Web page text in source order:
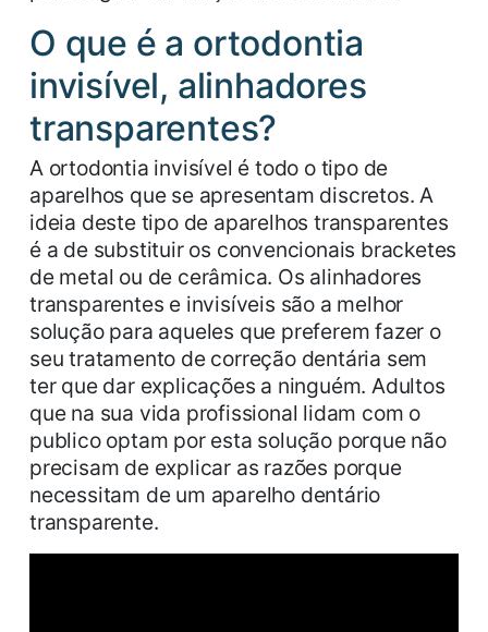
O que é a ortodontia
invisível, alinhadores
transparentes?
A ortodontia invisível é todo o tipo de
aparelhos que se apresentam discretos. A
ideia deste tipo de aparelhos transparentes
é a de substituir os convencionais bracketes
de metal ou de cerâmica. Os alinhadores
transparentes e invisíveis são a melhor
solução para aqueles que preferem fazer o
seu tratamento de correção dentária sem
ter que dar explicações a ninguém. Adultos
que na sua vida profissional lidam com o
publico optam por esta solução porque não
precisam de explicar as razões porque
necessitam de um aparelho dentário
transparente.